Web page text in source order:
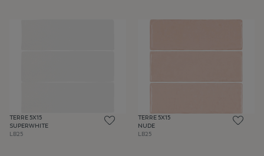
TERRE 5X15
SUPERWHITE
LB25
TERRE 5X15
NUDE
LB25